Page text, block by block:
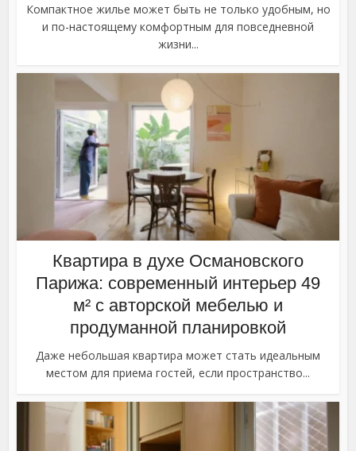
Компактное жилье может быть не только удобным, но
и по-настоящему комфортным для повседневной
жизни...
Квартира в духе Османовского
Парижа: современный интерьер 49
м² с авторской мебелью и
продуманной планировкой
Даже небольшая квартира может стать идеальным
местом для приема гостей, если пространство...